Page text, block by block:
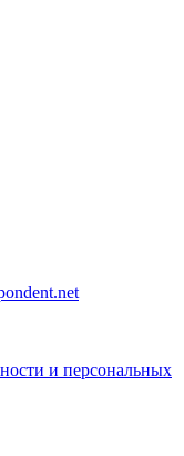
и персональных